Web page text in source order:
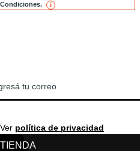
Condiciones.
i reference
Ver política de privacidad
TIENDA